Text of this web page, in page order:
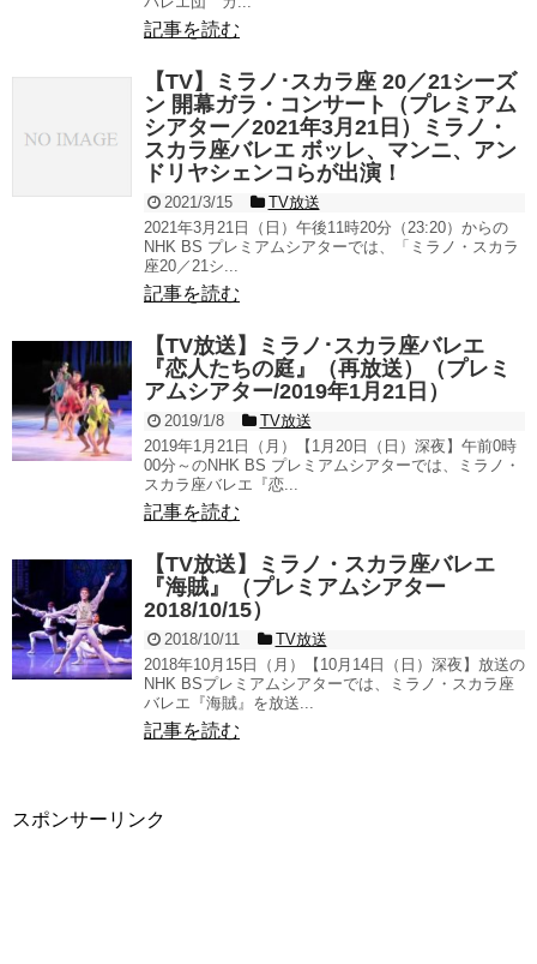
記事を読む
【TV】ミラノ･スカラ座 20／21シーズ
ン 開幕ガラ・コンサート（プレミアム
シアター／2021年3月21日）ミラノ・
スカラ座バレエ ボッレ、マンニ、アン
ドリヤシェンコらが出演！
2021/3/15
TV放送
2021年3月21日（日）午後11時20分（23:20）からの
NHK BS プレミアムシアターでは、「ミラノ・スカラ
座20／21シ...
記事を読む
【TV放送】ミラノ･スカラ座バレエ
『恋人たちの庭』（再放送）（プレミ
アムシアター/2019年1月21日）
2019/1/8
TV放送
2019年1月21日（月）【1月20日（日）深夜】午前0時
00分～のNHK BS プレミアムシアターでは、ミラノ・
スカラ座バレエ『恋...
記事を読む
【TV放送】ミラノ・スカラ座バレエ
『海賊』（プレミアムシアター
2018/10/15）
2018/10/11
TV放送
2018年10月15日（月）【10月14日（日）深夜】放送の
NHK BSプレミアムシアターでは、ミラノ・スカラ座
バレエ『海賊』を放送...
記事を読む
スポンサーリンク